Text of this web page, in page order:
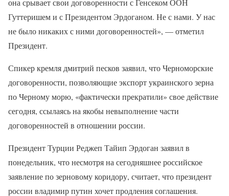
Гуттеришем и с Президентом Эрдоганом. Не с нами. У нас
не было никаких с ними договоренностей», — отметил
Президент.
Спикер кремля дмитрий песков заявил, что Черноморские
договоренности, позволяющие экспорт украинского зерна
по Черному морю, «фактически прекратили» свое действие
сегодня, ссылаясь на якобы невыполнение части
договоренностей в отношении россии.
Президент Турции Реджеп Тайип Эрдоган заявил в
понедельник, что несмотря на сегодняшнее российское
заявление по зерновому коридору, считает, что президент
россии владимир путин хочет продления соглашения.